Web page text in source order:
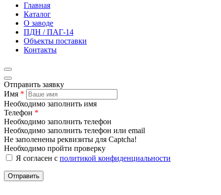
Главная
Каталог
О заводе
ПДН / ПАГ-14
Объекты поставки
Контакты
Отправить заявку
Имя *
Необходимо заполнить имя
Телефон *
Необходимо заполнить телефон
Необходимо заполнить телефон или email
Не заполенены реквизиты для Captcha!
Необходимо пройти проверку
Я согласен с политикой конфиденциальности
Отправить